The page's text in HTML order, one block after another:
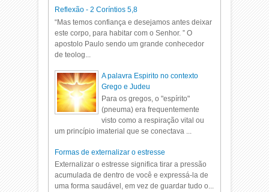
Reflexão - 2 Coríntios 5,8
“Mas temos confiança e desejamos antes deixar
este corpo, para habitar com o Senhor. ” O
apostolo Paulo sendo um grande conhecedor
de teolog...
A palavra Espirito no contexto
Grego e Judeu
Para os gregos, o "espírito"
(pneuma) era frequentemente
visto como a respiração vital ou
um princípio imaterial que se conectava ...
Formas de externalizar o estresse
Externalizar o estresse significa tirar a pressão
acumulada de dentro de você e expressá-la de
uma forma saudável, em vez de guardar tudo o...